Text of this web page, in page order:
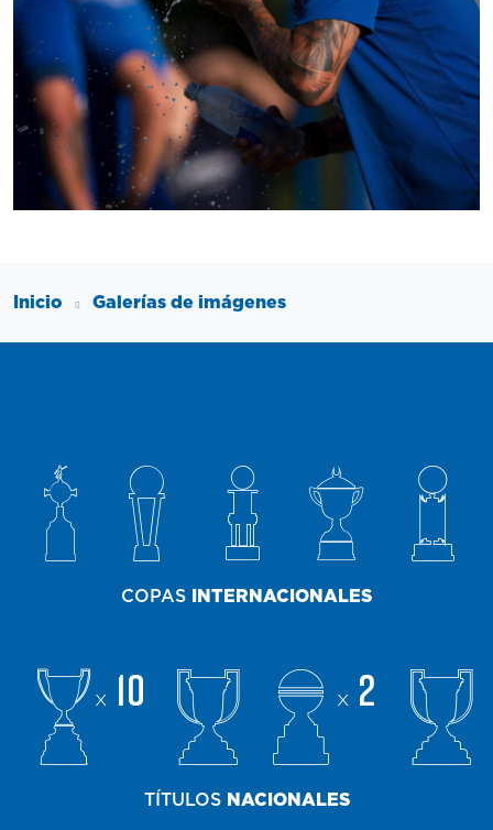
Inicio Galerías de imágenes
COPAS INTERNACIONALES
x 10 x 2
TÍTULOS NACIONALES